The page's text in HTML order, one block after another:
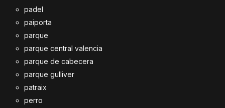
padel
paiporta
parque
parque central valencia
parque de cabecera
parque gulliver
patraix
perro